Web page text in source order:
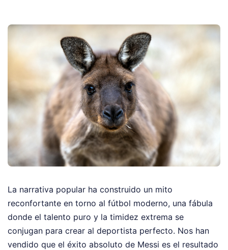
La narrativa popular ha construido un mito
reconfortante en torno al fútbol moderno, una fábula
donde el talento puro y la timidez extrema se
conjugan para crear al deportista perfecto. Nos han
vendido que el éxito absoluto de Messi es el resultado